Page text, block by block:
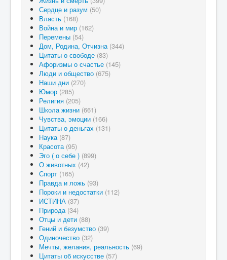
Сердце и разум (50)
Власть (168)
Война и мир (162)
Перемены (54)
Дом, Родина, Отчизна (344)
Цитаты о свободе (83)
Афоризмы о счастье (145)
Люди и общество (675)
Наши дни (270)
Юмор (285)
Религия (205)
Школа жизни (661)
Чувства, эмоции (166)
Цитаты о деньгах (131)
Наука (87)
Красота (95)
Эго ( о себе ) (899)
О животных (42)
Спорт (165)
Правда и ложь (93)
Пороки и недостатки (112)
ИСТИНА (37)
Природа (34)
Отцы и дети (88)
Гений и безумство (39)
Одиночество (32)
Мечты, желания, реальность (69)
Цитаты об искусстве (57)